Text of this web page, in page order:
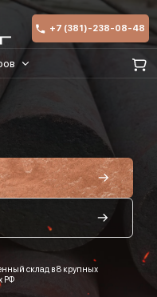
+7 (381)-238-08-48
склад в 8 крупных
РФ